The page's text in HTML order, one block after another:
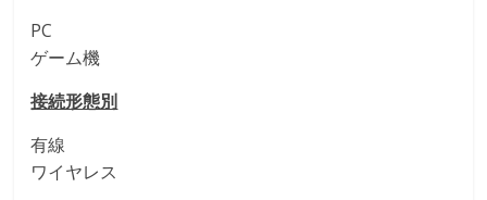
PC
ゲーム機
接続形態別
有線
ワイヤレス